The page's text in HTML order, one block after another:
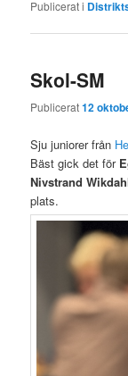
Publicerat i
Skol-SM
Publicerat12
Sju juniorer från
Bäst gick det för
Nivstrand
plats.